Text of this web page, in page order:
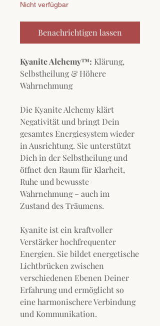
Nicht verfügbar
Benachrichtigen lassen
Kyanite Alchemy™: Klärung,
Selbstheilung & Höhere
Wahrnehmung
Die Kyanite Alchemy klärt
Negativität und bringt Dein
gesamtes Energiesystem wieder
in Ausrichtung. Sie unterstützt
Dich in der Selbstheilung und
öffnet den Raum für Klarheit,
Ruhe und bewusste
Wahrnehmung – auch im
Zustand des Träumens.
Kyanite ist ein kraftvoller
Verstärker hochfrequenter
Energien. Sie bildet energetische
Lichtbrücken zwischen
verschiedenen Ebenen Deiner
Erfahrung und ermöglicht so
eine harmonischere Verbindung
und Kommunikation.